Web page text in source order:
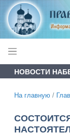
НОВОСТИ
На главную /